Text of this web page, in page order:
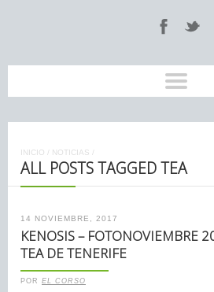
INICIO / NOTICIAS /
ALL POSTS TAGGED TEA
14 NOVIEMBRE, 2017
KENOSIS – FOTONOVIEMBRE
TEA DE TENERIFE
POR EL CORSO